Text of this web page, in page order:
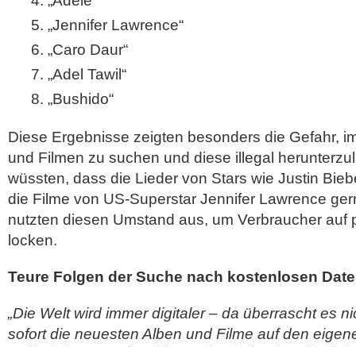
„Jennifer Lawrence“
„Caro Daur“
„Adel Tawil“
„Bushido“
Diese Ergebnisse zeigten besonders die Gefahr,
und Filmen zu suchen und diese illegal
wüssten, dass die Lieder von Stars wie Justin
die Filme von US-Superstar Jennifer Lawrence
nutzten diesen Umstand aus, um Verbraucher auf
locken.
Teure Folgen der Suche nach kostenlosen
„Die Welt wird immer digitaler – da überrascht es
sofort die neuesten Alben und Filme auf den